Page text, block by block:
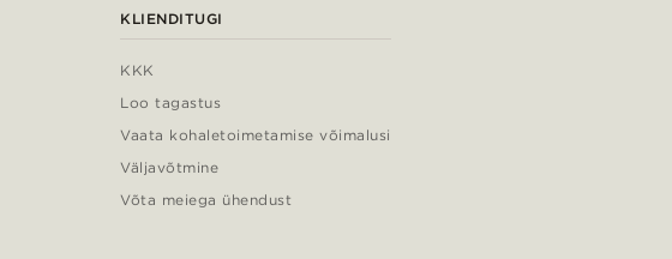
KLIENDITUGI
KKK
Loo tagastus
Vaata kohaletoimetamise võimalusi
Väljavõtmine
Võta meiega ühendust